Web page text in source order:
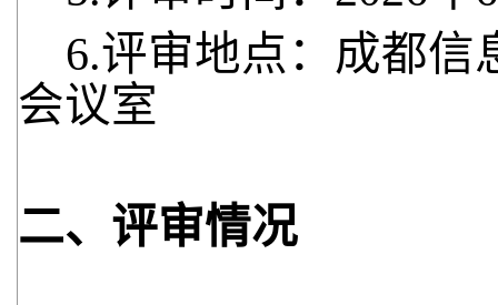
6.评审地点：成都信
会议室
二、 评审情况